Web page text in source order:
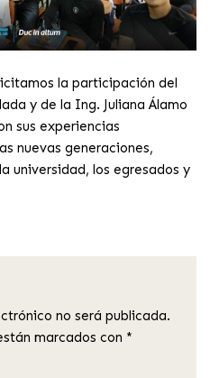
la participación del
y de la Ing. Juliana Álamo
sus experiencias
nuevas generaciones,
universidad, los egresados y
no será publicada.
marcados con *